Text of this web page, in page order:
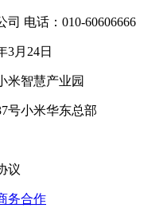
电话：010-60606666
3月24日
米智慧产业园
号小米华东总部
议
务合作